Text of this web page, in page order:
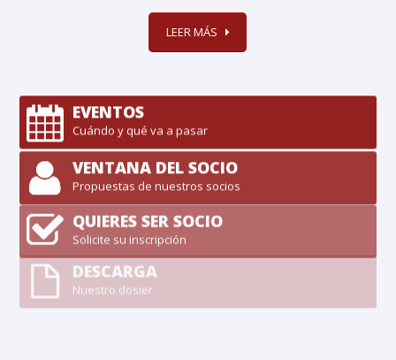
LEER MÁS
EVENTOS
Cuándo y qué va a pasar
VENTANA DEL SOCIO
Propuestas de nuestros socios
QUIERES SER SOCIO
Solicite su inscripción
DESCARGA